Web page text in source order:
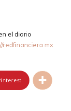
el diario
redfinanciera.mx